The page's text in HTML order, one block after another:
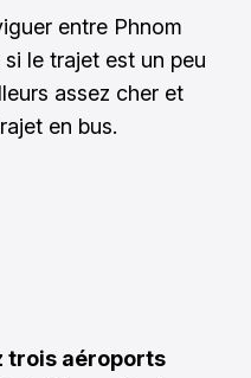
entre Phnom
le trajet est un peu
assez cher et
en bus.
trois aéroports